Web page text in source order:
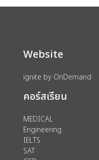
Website
ignite by OnDemand
คอร์สเรียน
MEDICAL
Engineering
IELTS
SAT